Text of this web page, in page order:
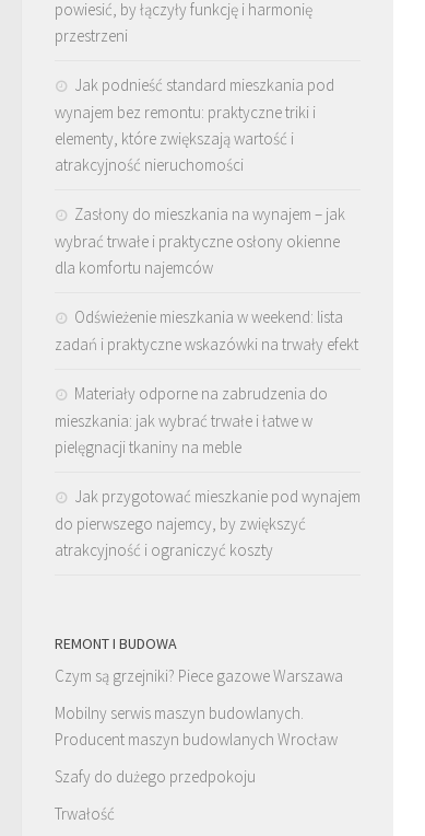
powiesić, by łączyły funkcję i harmonię
przestrzeni
Jak podnieść standard mieszkania pod
wynajem bez remontu: praktyczne triki i
elementy, które zwiększają wartość i
atrakcyjność nieruchomości
Zasłony do mieszkania na wynajem – jak
wybrać trwałe i praktyczne osłony okienne
dla komfortu najemców
Odświeżenie mieszkania w weekend: lista
zadań i praktyczne wskazówki na trwały efekt
Materiały odporne na zabrudzenia do
mieszkania: jak wybrać trwałe i łatwe w
pielęgnacji tkaniny na meble
Jak przygotować mieszkanie pod wynajem
do pierwszego najemcy, by zwiększyć
atrakcyjność i ograniczyć koszty
REMONT I BUDOWA
Czym są grzejniki? Piece gazowe Warszawa
Mobilny serwis maszyn budowlanych.
Producent maszyn budowlanych Wrocław
Szafy do dużego przedpokoju
Trwałość